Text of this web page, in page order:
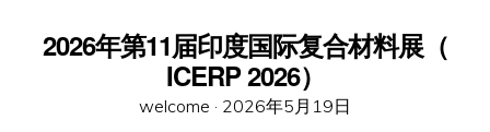
2026年第11届印度国际复合材料展（
ICERP 2026）
welcome · Posted
2026年5月19日